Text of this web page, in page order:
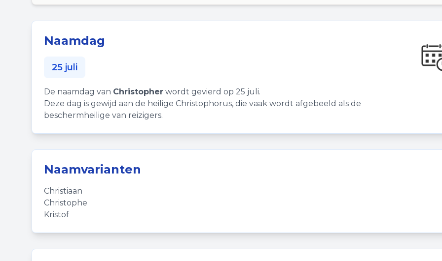
Naamdag
25 juli
De naamdag van Christopher wordt gevierd op 25 juli.
Deze dag is gewijd aan de heilige Christophorus, die vaak wordt afgebeeld als de
beschermheilige van reizigers.
Naamvarianten
Christiaan
Christophe
Kristof